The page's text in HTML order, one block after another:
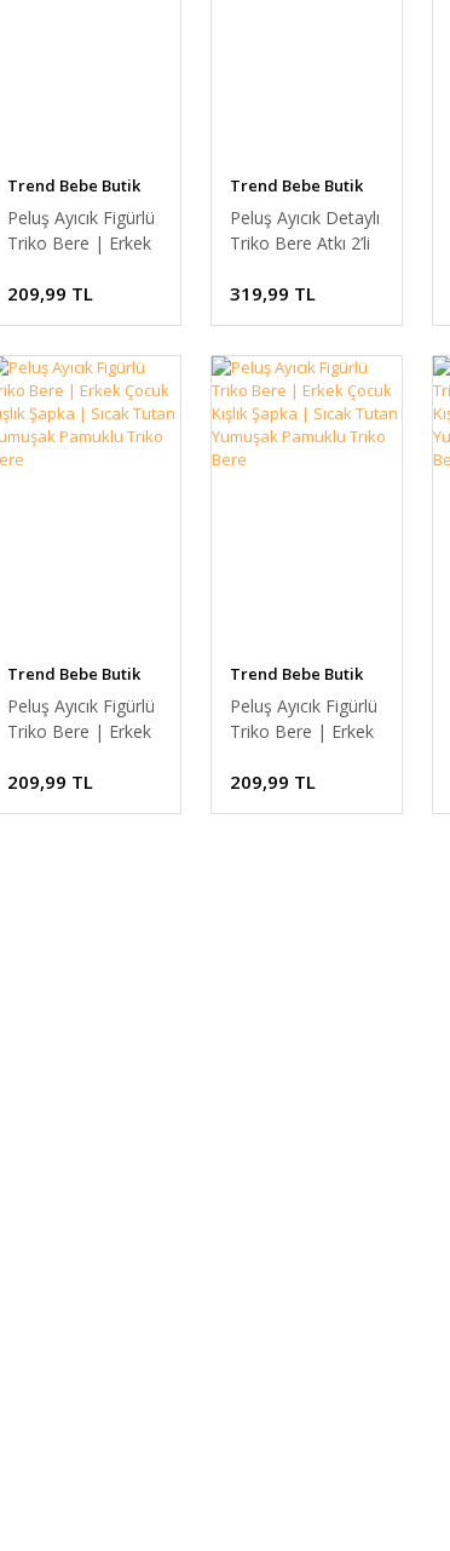
Trend Bebe Butik
Peluş Ayıcık Figürlü
Triko Bere | Erkek
| Sıcak Tutan
Yumuşak Pamuklu
209,99 TL
Trend Bebe Butik
Peluş Ayıcık Detaylı
Triko Bere Atkı 2’li
Yumuşak, Soğuk
Geçirmez, Erkek
BEJ
319,99 TL
Trend Bebe Butik
Peluş Ayıcık Figürlü
Triko Bere | Erkek
| Sıcak Tutan
209,99 TL
Trend Bebe Butik
Peluş Ayıcık Figürlü
Triko Bere | Erkek
| Sıcak Tutan
209,99 TL